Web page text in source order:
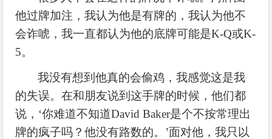
他过牌加注，我认为他是有牌的，我认为他不
会诈唬，我一直都认为他的底牌可能是K-Q或K-
5。
我没有想到他真的会偷鸡，我感觉这是我
的失误。在和朋友说到这手牌的时候，他们都
说， ‘你难道不知道David Baker是个不按常理出
牌的疯子吗？他没有路数的。’面对他，我只以